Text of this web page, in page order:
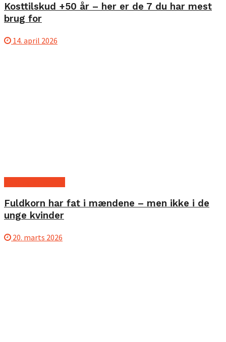
Kosttilskud +50 år – her er de 7 du har mest
brug for
14. april 2026
Fuldkorn har fat i mændene – men ikke i de
unge kvinder
20. marts 2026